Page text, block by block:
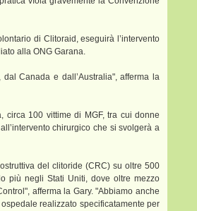
di Clitoraid, eseguirà l’intervento
alla ONG Garana.
Canada e dall’Australia", afferma la
circa 100 vittime di MGF, tra cui donne
chirurgico che si svolgerà a
del clitoride (CRC) su oltre 500
più negli Stati Uniti, dove oltre mezzo
afferma la Gary. "Abbiamo anche
realizzato specificatamente per